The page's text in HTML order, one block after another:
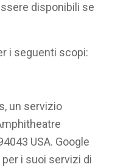
disponibili se
i seguenti scopi:
un servizio
USA. Google
i suoi servizi di